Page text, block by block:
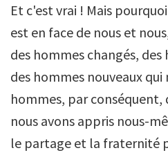
Et c'est vrai ! Mais
est en face de nous et
des hommes changés,
des hommes nouveaux
hommes, par conséquent,
nous avons appris nous-
le partage et la fraternité